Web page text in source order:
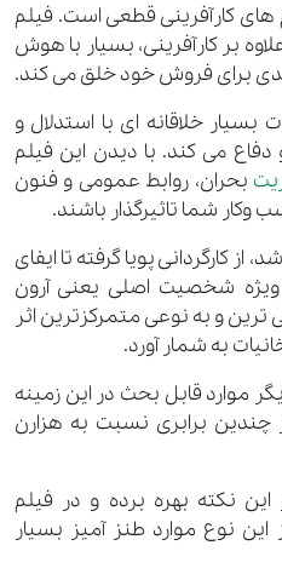
کارآفرینی قطعی است. فیلم
بر کارآفرینی، بسیار با هوش
برای فروش خود خلق می کند.
خلاقانه ای با استدلال و
می کند. با دیدن این فیلم
بحران، روابط عمومی و فنون
وکار شما تاثیرگذار باشند.
از کارگردانی پویا گرفته تا ایفای
ویژه شخصیت اصلی یعنی آرون
ترین و به نوعی متمرکزترین اثر
به شمار آورد.
موارد قابل بحث در این زمینه
چندین برابری نسبت به هزارن
این نکته بهره برده و در فیلم
نوع موارد طنز آمیز بسیار